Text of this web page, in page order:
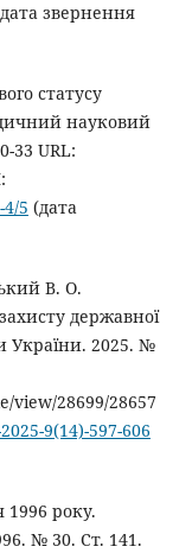
звернення
статусу
науковий
33 URL:
5 (дата
В. О.
державної
України. 2025. №
view/28699/28657
9(14)-597-606
1996 року.
№ 30. Ст. 141.